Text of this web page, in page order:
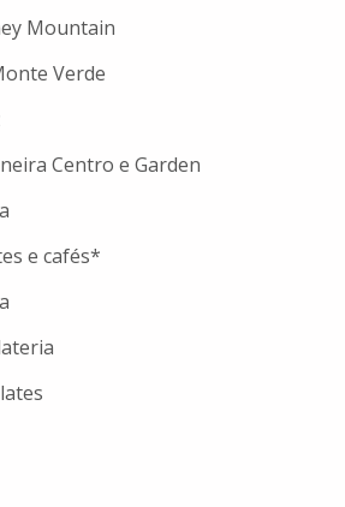
Mountain
Verde
Centro e Garden
e cafés*